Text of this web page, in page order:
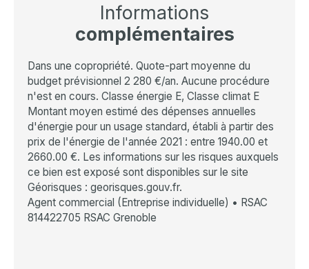
Informations
complémentaires
Dans une copropriété. Quote-part moyenne du
budget prévisionnel 2 280 €/an. Aucune procédure
n'est en cours. Classe énergie E, Classe climat E
Montant moyen estimé des dépenses annuelles
d'énergie pour un usage standard, établi à partir des
prix de l'énergie de l'année 2021 : entre 1940.00 et
2660.00 €. Les informations sur les risques auxquels
ce bien est exposé sont disponibles sur le site
Géorisques : georisques.gouv.fr.
Agent commercial (Entreprise individuelle) • RSAC
814422705 RSAC Grenoble